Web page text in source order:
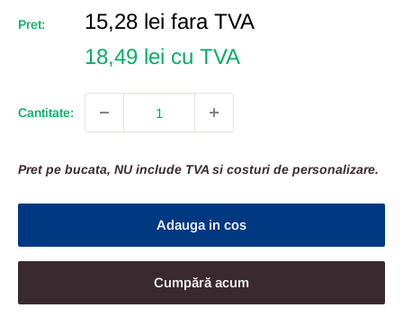
Pret:
Pret
15,28 lei fara TVA
18,49 lei cu TVA
Cantitate:
Pret pe bucata, NU include TVA si costuri de personalizare.
Adauga in cos
Cumpără acum